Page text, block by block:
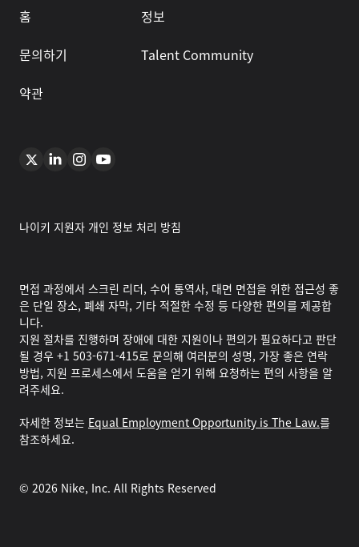
홈
정보
문의하기
Talent Community
약관
나이키 지원자 개인 정보 처리 방침
면접 과정에서 스크린 리더, 수어 통역사, 대면 면접을 위한 접근성 좋
은 단일 장소, 폐쇄 자막, 기타 적절한 수정 등 다양한 편의를 제공합
니다.
지원 절차를 진행하며 장애에 대한 지원이나 편의가 필요하다고 판단
될 경우 +1 503-671-415로 문의해 여러분의 성명, 가장 좋은 연락
방법, 지원 프로세스에서 도움을 얻기 위해 요청하는 편의 사항을 알
려주세요.
자세한 정보는 Equal Employment Opportunity is The Law.를
참조하세요.
© 2026 Nike, Inc. All Rights Reserved